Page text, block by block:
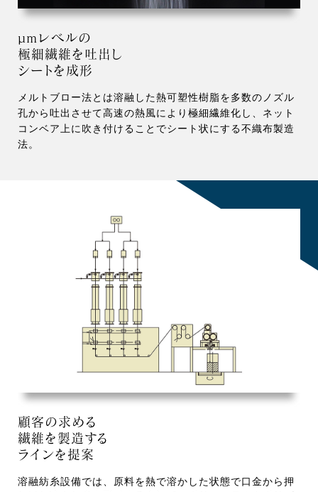
µmレベルの
極細繊維を吐出し
シートを成形
メルトブロー法とは溶融した熱可塑性樹脂を多数のノズル
孔から吐出させて高速の熱風により極細繊維化し、ネット
コンベア上に吹き付けることでシート状にする不織布製造
法。
顧客の求める
繊維を製造する
ラインを提案
溶融紡糸設備では、原料を熱で溶かした状態で口金から押